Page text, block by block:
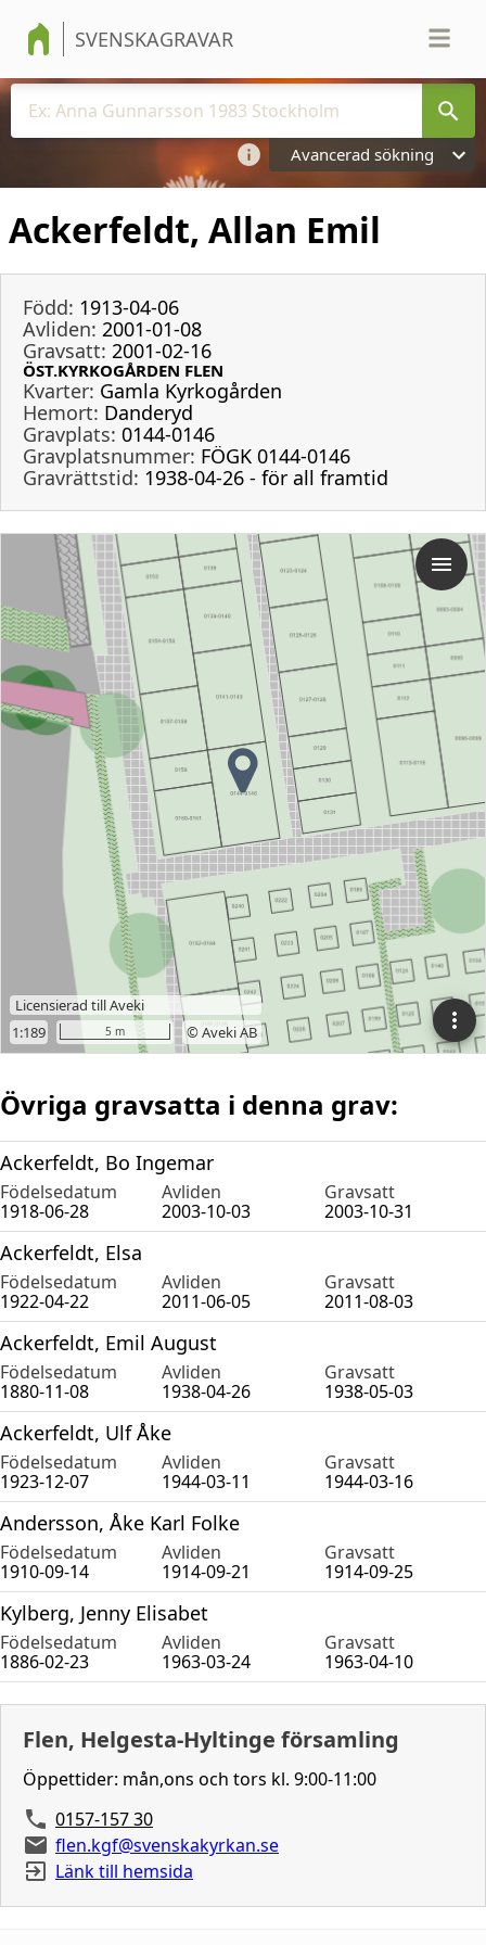
SVENSKAGRAVAR
Avancerad sökning
Ackerfeldt, Allan Emil
Född: 1913-04-06
Avliden: 2001-01-08
Gravsatt: 2001-02-16
ÖST.KYRKOGÅRDEN FLEN
Kvarter: Gamla Kyrkogården
Hemort: Danderyd
Gravplats: 0144-0146
Gravplatsnummer: FÖGK 0144-0146
Gravrättstid: 1938-04-26 - för all framtid
Övriga gravsatta i denna grav:
Ackerfeldt, Bo Ingemar
Födelsedatum Avliden
Gravsatt
1918-06-28
2003-10-03 2003-10-31
Ackerfeldt, Elsa
Födelsedatum Avliden
Gravsatt
1922-04-22
2011-06-05 2011-08-03
Ackerfeldt, Emil August
Födelsedatum Avliden
Gravsatt
1880-11-08
1938-04-26 1938-05-03
Ackerfeldt, Ulf Åke
Födelsedatum Avliden
Gravsatt
1923-12-07
1944-03-11 1944-03-16
Andersson, Åke Karl Folke
Födelsedatum Avliden
Gravsatt
1910-09-14
1914-09-21 1914-09-25
Kylberg, Jenny Elisabet
Födelsedatum Avliden
Gravsatt
1886-02-23
1963-03-24 1963-04-10
Flen, Helgesta-Hyltinge församling
Öppettider: mån,ons och tors kl. 9:00-11:00
0157-157 30
flen.kgf@svenskakyrkan.se
Länk till hemsida